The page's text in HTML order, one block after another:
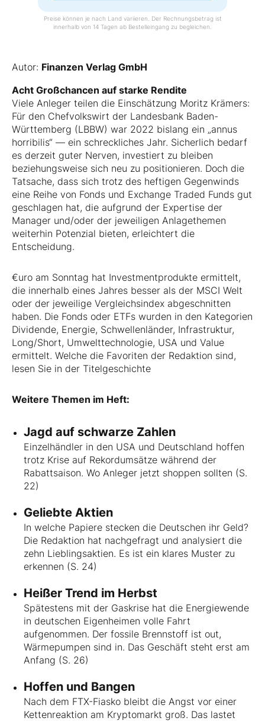
Preise können je nach Land variieren. Der Rechnungsbetrag ist
innerhalb von 14 Tagen ab Bestelleingang zu begleichen.
Autor: Finanzen Verlag GmbH
Acht Großchancen auf starke Rendite
Viele Anleger teilen die Einschätzung Moritz Krämers:
Für den Chefvolkswirt der Landesbank Baden-
Württemberg (LBBW) war 2022 bislang ein „annus
horribilis“ — ein schreckliches Jahr. Sicherlich bedarf
es derzeit guter Nerven, investiert zu bleiben
beziehungsweise sich neu zu positionieren. Doch die
Tatsache, dass sich trotz des heftigen Gegenwinds
eine Reihe von Fonds und Exchange Traded Funds gut
geschlagen hat, die aufgrund der Expertise der
Manager und/oder der jeweiligen Anlagethemen
weiterhin Potenzial bieten, erleichtert die
Entscheidung.
€uro am Sonntag hat Investmentprodukte ermittelt,
die innerhalb eines Jahres besser als der MSCI Welt
oder der jeweilige Vergleichsindex abgeschnitten
haben. Die Fonds oder ETFs wurden in den Kategorien
Dividende, Energie, Schwellenländer, Infrastruktur,
Long/Short, Umwelttechnologie, USA und Value
ermittelt. Welche die Favoriten der Redaktion sind,
lesen Sie in der Titelgeschichte
Weitere Themen im Heft:
Jagd auf schwarze Zahlen
Einzelhändler in den USA und Deutschland hoffen
trotz Krise auf Rekordumsätze während der
Rabattsaison. Wo Anleger jetzt shoppen sollten (S.
22)
Geliebte Aktien
In welche Papiere stecken die Deutschen ihr Geld?
Die Redaktion hat nachgefragt und analysiert die
zehn Lieblingsaktien. Es ist ein klares Muster zu
erkennen (S. 24)
Heißer Trend im Herbst
Spätestens mit der Gaskrise hat die Energiewende
in deutschen Eigenheimen volle Fahrt
aufgenommen. Der fossile Brennstoff ist out,
Wärmepumpen sind in. Das Geschäft steht erst am
Anfang (S. 26)
Hoffen und Bangen
Nach dem FTX-Fiasko bleibt die Angst vor einer
Kettenreaktion am Kryptomarkt groß. Das lastet